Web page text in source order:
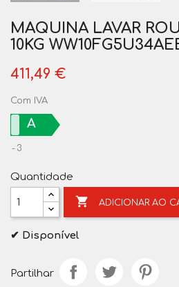
MAQUINA LAVAR
10KG
411,49 €
Com IVA
A
3
Quantidade
 ADICIONAR AO
✔ Disponível
Partilhar